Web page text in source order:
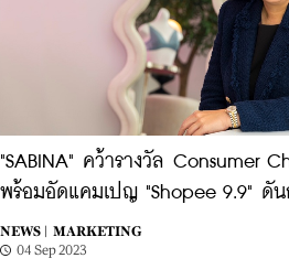
"SABINA" คว้ารางวัล Consumer
พร้อมอัดแคมเปญ "Shopee 9.9" ดัน
NEWS |
MARKETING
04 Sep 2023